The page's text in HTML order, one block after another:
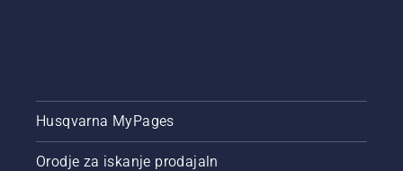
Husqvarna MyPages
Orodje za iskanje prodajaln